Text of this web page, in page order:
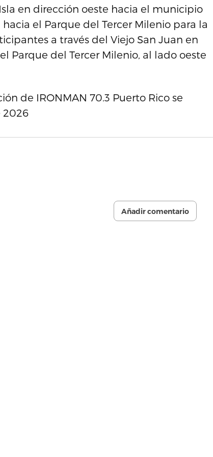
en dirección oeste hacia el municipio
el Parque del Tercer Milenio para la
a través del Viejo San Juan en
Parque del Tercer Milenio, al lado oeste
de IRONMAN 70.3 Puerto Rico se
2026
Añadir comentario